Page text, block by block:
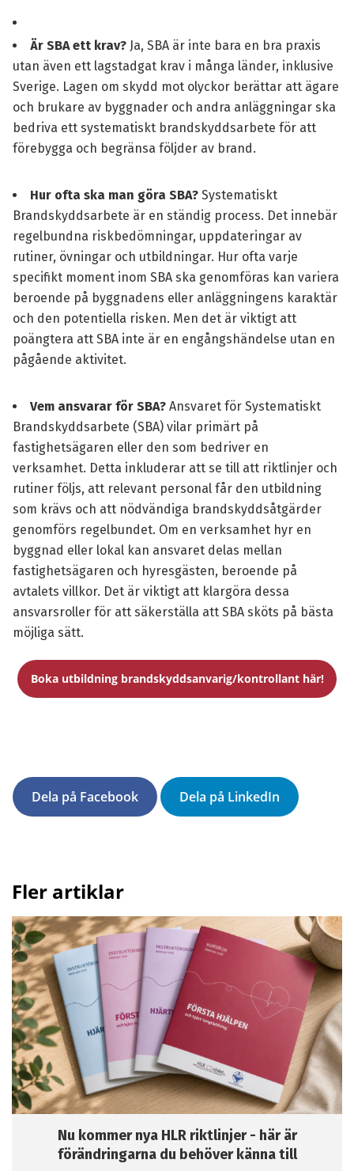
Är SBA ett krav? Ja, SBA är inte bara en bra praxis
utan även ett lagstadgat krav i många länder, inklusive
Sverige. Lagen om skydd mot olyckor berättar att ägare
och brukare av byggnader och andra anläggningar ska
bedriva ett systematiskt brandskyddsarbete för att
förebygga och begränsa följder av brand.
Hur ofta ska man göra SBA? Systematiskt
Brandskyddsarbete är en ständig process. Det innebär
regelbundna riskbedömningar, uppdateringar av
rutiner, övningar och utbildningar. Hur ofta varje
specifikt moment inom SBA ska genomföras kan variera
beroende på byggnadens eller anläggningens karaktär
och den potentiella risken. Men det är viktigt att
poängtera att SBA inte är en engångshändelse utan en
pågående aktivitet.
Vem ansvarar för SBA? Ansvaret för Systematiskt
Brandskyddsarbete (SBA) vilar primärt på
fastighetsägaren eller den som bedriver en
verksamhet. Detta inkluderar att se till att riktlinjer och
rutiner följs, att relevant personal får den utbildning
som krävs och att nödvändiga brandskyddsåtgärder
genomförs regelbundet. Om en verksamhet hyr en
byggnad eller lokal kan ansvaret delas mellan
fastighetsägaren och hyresgästen, beroende på
avtalets villkor. Det är viktigt att klargöra dessa
ansvarsroller för att säkerställa att SBA sköts på bästa
möjliga sätt.
Boka utbildning brandskyddsanvarig/kontrollant här!
Dela på Facebook Dela på LinkedIn
Fler artiklar
Nu kommer nya HLR riktlinjer - här är
förändringarna du behöver känna till